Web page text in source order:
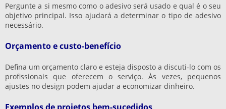
Pergunte a si mesmo como o adesivo será usado e qual é o seu
objetivo principal. Isso ajudará a determinar o tipo de adesivo
necessário.
Orçamento e custo-benefício
Defina um orçamento claro e esteja disposto a discuti-lo com os
profissionais que oferecem o serviço. Às vezes, pequenos
ajustes no design podem ajudar a economizar dinheiro.